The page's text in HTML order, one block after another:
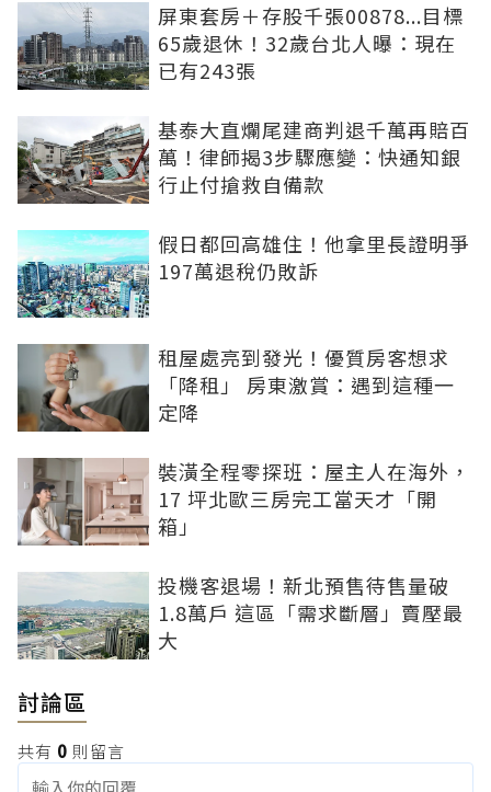
屏東套房＋存股千張00878...目標
65歲退休！32歲台北人曝：現在
已有243張
基泰大直爛尾建商判退千萬再賠百
萬！律師揭3步驟應變：快通知銀
行止付搶救自備款
假日都回高雄住！他拿里長證明爭
197萬退稅仍敗訴
租屋處亮到發光！優質房客想求
「降租」 房東激賞：遇到這種一
定降
裝潢全程零探班：屋主人在海外，
17 坪北歐三房完工當天才「開
箱」
投機客退場！新北預售待售量破
1.8萬戶 這區「需求斷層」賣壓最
大
討論區
共有 0 則留言